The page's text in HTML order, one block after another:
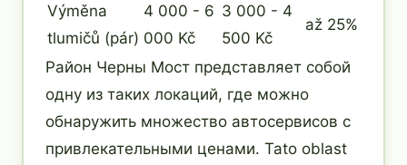
Výměna
tlumičů (pár)
4 000 - 6
000 Kč
3 000 - 4
500 Kč
až 25%
Район Черны Мост представляет собой
одну из таких локаций, где можно
обнаружить множество автосервисов с
привлекательными ценами. Tato oblast